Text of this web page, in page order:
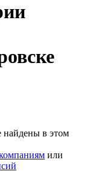
в этом
или